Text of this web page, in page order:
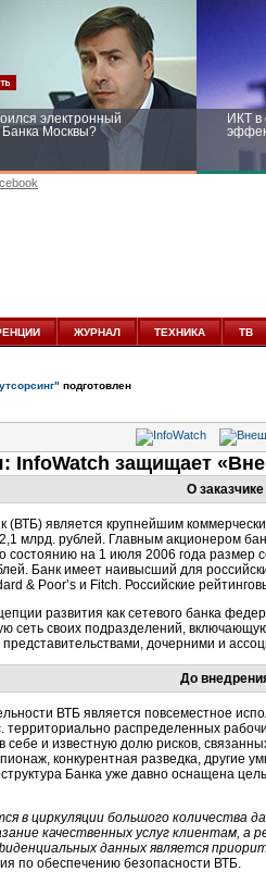
электронный
Банка Москвы?
ИКТ в
новых
ЖУРНАЛ ТЕХНИКА ТВ
подготовлен
InfoWatch защищает
О заказчике
(ВТБ) является крупнейшим
млрд. рублей. Главным акционером
состоянию на 1 июля 2006 года размер
Банк имеет наивысший для
& Poor’s и Fitch. Российские
развития как сетевого банка
сеть своих подразделений,
дочерними и
До
ВТБ является повсеместное
территориально распределенных
и известную долю рисков,
конкурентная разведка, другие
Банка уже давно оснащена
в циркуляции большого количества
качественных услуг клиентам, а
данных является
по обеспечению безопасности ВТБ.